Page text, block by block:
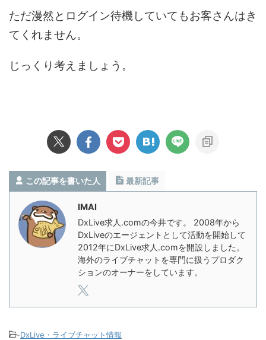
ただ漫然とログイン待機していてもお客さんはき
てくれません。
じっくり考えましょう。
この記事を書いた人 最新記事
IMAI
DxLive求人.comの今井です。 2008年から
DxLiveのエージェントとして活動を開始して
2012年にDxLive求人.comを開設しました。
海外のライブチャットを専門に扱うプロダク
ションのオーナーをしています。
-DxLive・ライブチャット情報